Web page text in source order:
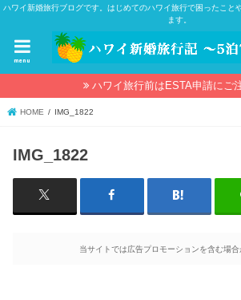
ハワイ新婚旅行ブログです。はじめてのハワイ旅行で困ったこと
ます。
menu
ハワイ旅行前はESTA申請にご
HOME IMG_1822
IMG_1822
当サイトでは広告プロモーションを含む場